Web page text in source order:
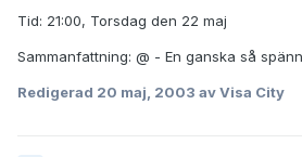
Tid: 21:00, Torsdag den 22 maj
Sammanfattning: @ - En ganska så
Redigerad 20 maj, 2003 av Visa City